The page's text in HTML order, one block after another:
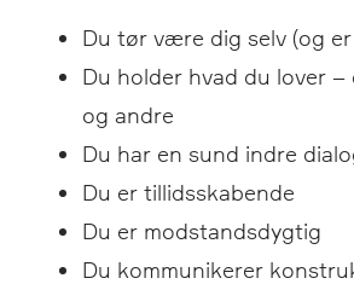
Du tør være dig selv (og
Du holder hvad du lover
og andre
Du har en sund indre
Du er tillidsskabende
Du er modstandsdygtig
Du kommunikerer